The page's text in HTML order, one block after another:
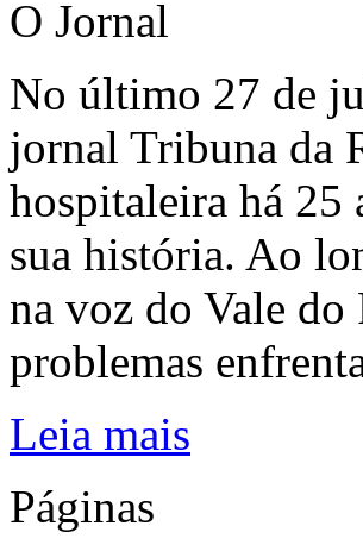
O Jornal
No último 27 de
jornal Tribuna da
hospitaleira há 25
sua história. Ao
na voz do Vale
problemas
Leia mais
Páginas